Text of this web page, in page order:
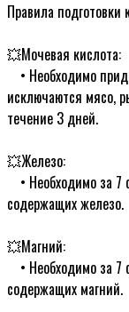
Правила
💥Мочевая кислота:
ᅠ• Необходимо
исключаются мясо,
течение 3 дней.
💥Железо:
ᅠ• Необходимо за 7
содержащих железо.
💥Магний:
ᅠ• Необходимо за 7
содержащих магний.